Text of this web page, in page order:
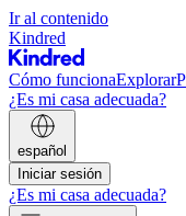
Ir al contenido
Kindred
Cómo funcionaExplorar
¿Es mi casa adecuada?
español
Iniciar sesión
¿Es mi casa adecuada?